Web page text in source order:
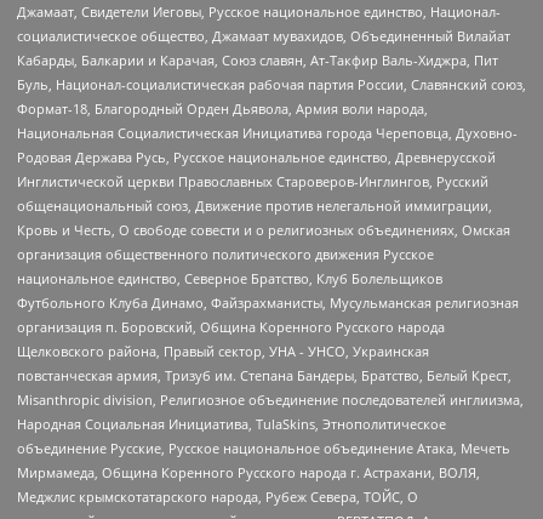
Джамаат, Свидетели Иеговы, Русское национальное единство, Национал-
социалистическое общество, Джамаат мувахидов, Объединенный Вилайат
Кабарды, Балкарии и Карачая, Союз славян, Ат-Такфир Валь-Хиджра, Пит
Буль, Национал-социалистическая рабочая партия России, Славянский союз,
Формат-18, Благородный Орден Дьявола, Армия воли народа,
Национальная Социалистическая Инициатива города Череповца, Духовно-
Родовая Держава Русь, Русское национальное единство, Древнерусской
Инглистической церкви Православных Староверов-Инглингов, Русский
общенациональный союз, Движение против нелегальной иммиграции,
Кровь и Честь, О свободе совести и о религиозных объединениях, Омская
организация общественного политического движения Русское
национальное единство, Северное Братство, Клуб Болельщиков
Футбольного Клуба Динамо, Файзрахманисты, Мусульманская религиозная
организация п. Боровский, Община Коренного Русского народа
Щелковского района, Правый сектор, УНА - УНСО, Украинская
повстанческая армия, Тризуб им. Степана Бандеры, Братство, Белый Крест,
Misanthropic division, Религиозное объединение последователей инглиизма,
Народная Социальная Инициатива, TulaSkins, Этнополитическое
объединение Русские, Русское национальное объединение Атака, Мечеть
Мирмамеда, Община Коренного Русского народа г. Астрахани, ВОЛЯ,
Меджлис крымскотатарского народа, Рубеж Севера, ТОЙС, О